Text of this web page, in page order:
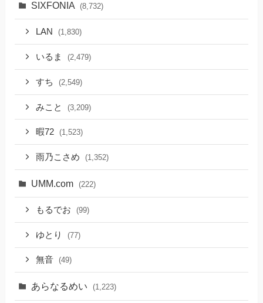
SIXFONIA (8,732)
LAN (1,830)
いるま (2,479)
すち (2,549)
みこと (3,209)
暇72 (1,523)
雨乃こさめ (1,352)
UMM.com (222)
もるでお (99)
ゆとり (77)
無音 (49)
あらなるめい (1,223)